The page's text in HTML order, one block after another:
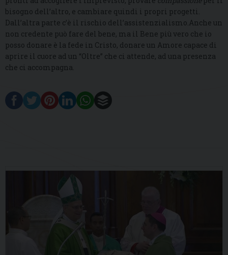
bisogno dell’altro, e cambiare quindi i propri progetti.
Dall’altra parte c’è il rischio dell’assistenzialismo.Anche un
non credente può fare del bene, ma il Bene più vero che io
posso donare è la fede in Cristo, donare un Amore capace di
aprire il cuore ad un “Oltre” che ci attende, ad una presenza
che ci accompagna.